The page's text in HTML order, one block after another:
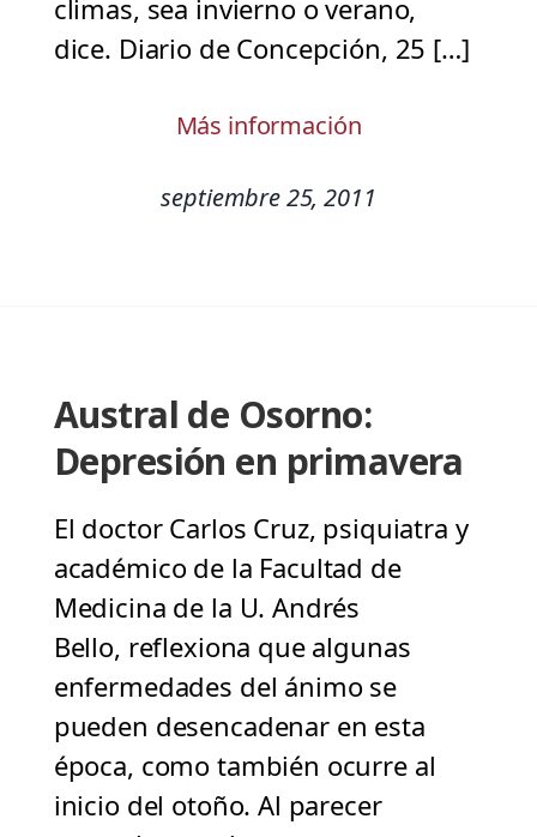
climas, sea invierno o verano,
dice. Diario de Concepción, 25 […]
Más información
septiembre 25, 2011
Austral de Osorno:
Depresión en primavera
El doctor Carlos Cruz, psiquiatra y
académico de la Facultad de
Medicina de la U. Andrés
Bello, reflexiona que algunas
enfermedades del ánimo se
pueden desencadenar en esta
época, como también ocurre al
inicio del otoño. Al parecer